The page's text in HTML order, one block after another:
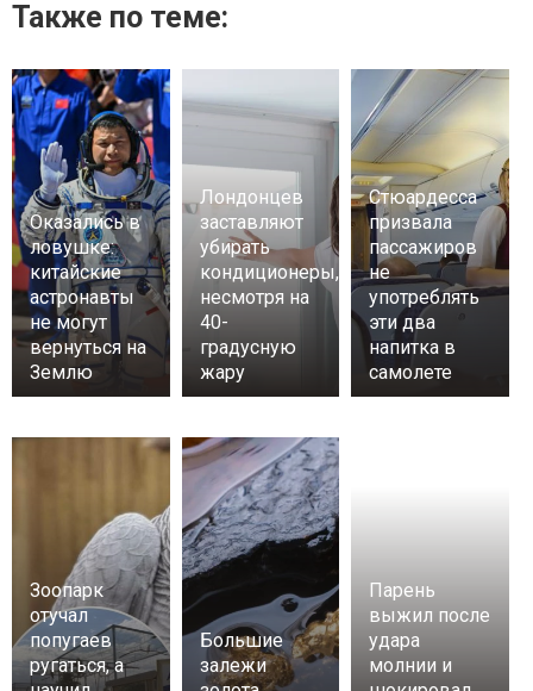
Также по теме:
Оказались в
ловушке:
китайские
астронавты
не могут
вернуться на
Землю
Лондонцев
заставляют
убирать
кондиционеры,
несмотря на
40-
градусную
жару
Стюардесса
призвала
пассажиров
не
употреблять
эти два
напитка в
самолете
Зоопарк
отучал
попугаев
ругаться, а
Большие
залежи
Парень
выжил после
удара
молнии и